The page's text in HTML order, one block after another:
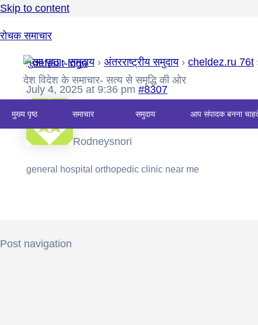
Skip to content
रोचक समाचार
देश विदेश के समाचार- सत्य से समृद्धि की ओर
मुख्य पृष्ठ समाचार समुदाय आप संपादक बनना
मुख्य पृष्ठ › समुदाय › अंतरराष्ट्रीय समुदाय › cheldez.ru 76t
July 4, 2025 at 9:36 pm #8307
Rodneysnori
general hospital orthopedic clinic near me
Post navigation